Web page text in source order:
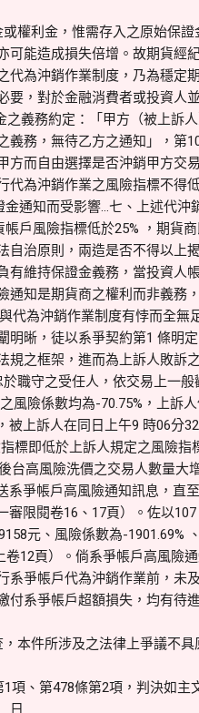
權利金，惟需存入之原始保證
能造成損失倍增。故期貨經
為沖銷作業制度，乃為穩定
，對於金融消費者或投資人
義務約定：「甲方（被上訴
務，無待乙方之通知」，第
而自由選擇是否沖銷甲方交
為沖銷作業之風險指標不得
通知而受影響…七、上述代沖
戶風險指標低於25% ，期貨
治原則，兩造是否不得以上
維持保證金義務，當投資人
知是期貨商之權利而非義務
代為沖銷作業制度有悖而全無
晰，徒以系爭契約第1 條明
之框架，進而為上訴人敗訴
職守之受任人，依交易上一
風險係數均為-70.75%，上訴
上訴人在同日上午9 時06分
標即低於上訴人規定之風險指
台高風險洗價之交易人數量大
爭帳戶高風險通知訊息，直
限閱卷16、17頁）。佐以
元、風險係數為-1901.69%
12頁）。倘系爭帳戶高風險
爭帳戶代為沖銷作業前，未
系爭帳戶超額損失，均有待
本件所涉及之法律上爭議不
項、第478條第2項，判決如主